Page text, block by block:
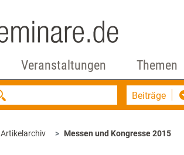
Veranstaltungen Themen
Beiträge
Artikelarchiv Messen und Kongresse 2015